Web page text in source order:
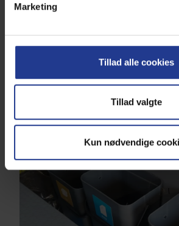
Marketing
Tillad alle cookies
Tillad valgte
Kun nødvendige
udekørende dyrlæger. Vi sender
så ikke vi skal bruge så meget
papir sparet på et år.